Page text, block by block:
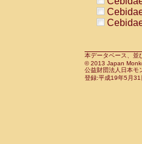
本データベース、並
© 2013 Japan
公益財団法人日本
登録:平成19年5月